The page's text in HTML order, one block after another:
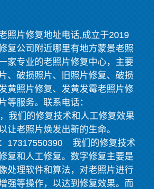
片修复地址电话,成立于2019
复公司附近哪里有地方蒙景老照
家专业的老照片修复中心，主要
、破损照片、旧照片修复、破损
黄照片修复、发黄发霉老照片修
等服务。联系电话：
我们的修复技术和人工修复效果
让老照片焕发出新的生命。
我们的修复技术
复和人工修复。数字修复主要是
处理软件和算法，对老照片进行
强等操作，以达到修复效果。而